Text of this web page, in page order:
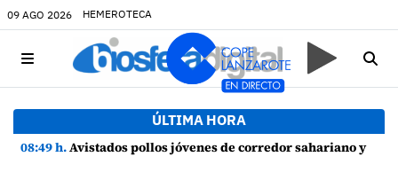
09 AGO 2026 HEMEROTECA
ÚLTIMA HORA
08:49 h.Avistados pollos jóvenes de corredor sahariano y episodios de cortejo de hubara cerca del rally de Lanzarote